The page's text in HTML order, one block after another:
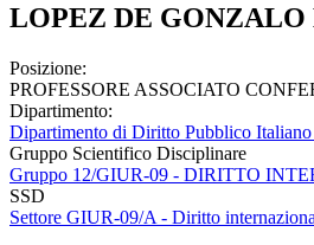
LOPEZ DE GONZALO
Posizione:
PROFESSORE ASSOCIATO
Dipartimento:
Dipartimento di Diritto Pubblico Italiano
Gruppo Scientifico Disciplinare
Gruppo 12/GIUR-09 - DIRITTO
SSD
Settore GIUR-09/A - Diritto